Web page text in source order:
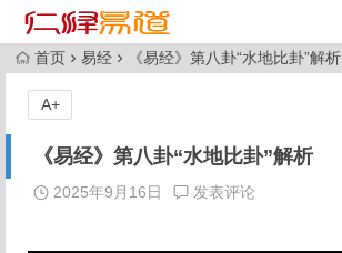
首页 易经 《易经》第八卦“水地比卦”解析
《易经》第八卦“水地比卦”解析
2025年9月16日 发表评论
A+